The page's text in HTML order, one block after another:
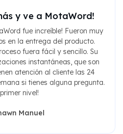
y ve a MotaWord!
fue increíble! Fueron muy
en la entrega del producto.
fuera fácil y sencillo. Su
instantáneas, que son
atención al cliente las 24
si tienes alguna pregunta.
primer nivel!
Manuel